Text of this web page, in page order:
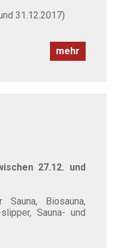
31.12.2017)
mehr
27.12. und
Biosauna,
Sauna- und